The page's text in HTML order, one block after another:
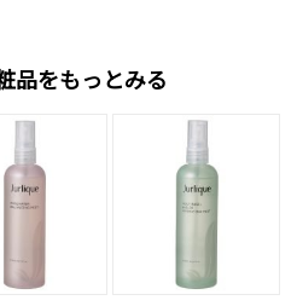
品をもっとみる